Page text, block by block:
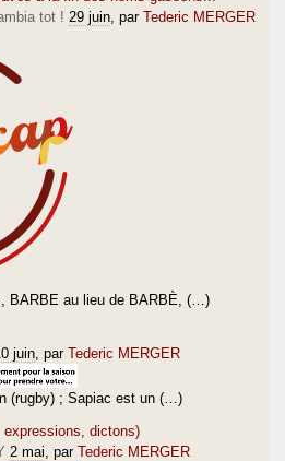
tot ! 29 juin , par Tederic MERGER
BARBE au lieu de BARBÈ, (…)
juin , par Tederic MERGER
(rugby) ; Sapiac est un (…)
expressions, dictons)
2 mai , par Tederic MERGER